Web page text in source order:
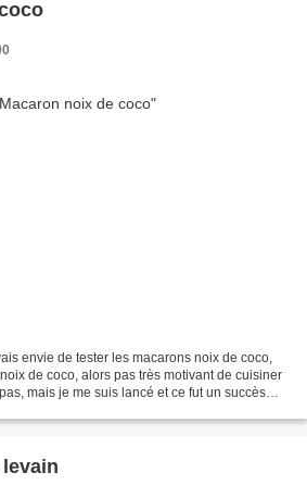
envie de tester les macarons noix de coco,
de coco, alors pas très motivant de cuisiner
mais je me suis lancé et ce fut un succès